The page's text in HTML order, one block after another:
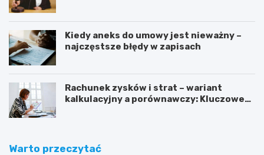
Kiedy aneks do umowy jest nieważny –
najczęstsze błędy w zapisach
Rachunek zysków i strat – wariant
kalkulacyjny a porównawczy: Kluczowe
Warto przeczytać